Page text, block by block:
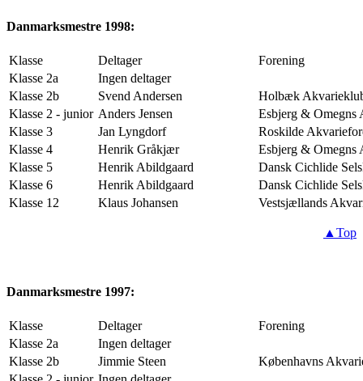
Danmarksmestre 1998:
Klasse Deltager
Forening
Klasse 2a
Ingen deltager
Klasse 2b
Svend Andersen
Holbæk
Klasse 2 - junior Anders Jensen
Esbjerg & Omegns
Klasse 3
Jan Lyngdorf
Roskilde
Klasse 4
Henrik Gråkjær
Esbjerg & Omegns
Klasse 5
Henrik Abildgaard
Dansk Cichlide
Klasse 6
Henrik Abildgaard
Dansk Cichlide
Klasse 12
Klaus Johansen Vestsjællands
▲Top
Danmarksmestre 1997:
Klasse Deltager
Forening
Klasse 2a
Ingen deltager
Klasse 2b
Jimmie Steen
Københavns